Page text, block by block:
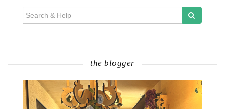
navigation
for:
the blogger